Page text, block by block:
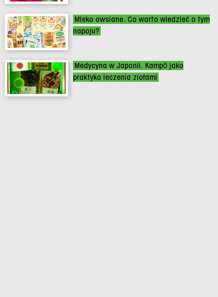
Mleko owsiane. Co warto wiedzieć o tym
napoju?
Medycyna w Japonii. Kampō jako
praktyka leczenia ziołami